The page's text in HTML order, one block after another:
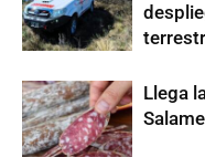
Llega